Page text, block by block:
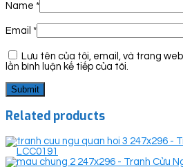
Name *
Email *
Lưu tên của tôi, email, và trang
lần bình luận kế tiếp của tôi.
Related products